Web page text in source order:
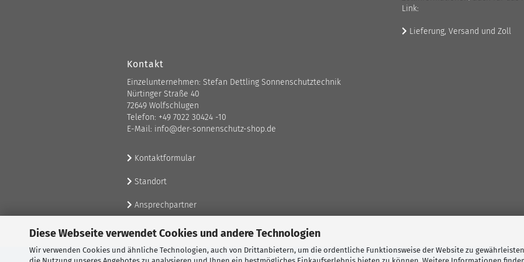
Diese Webseite verwendet Cookies und andere Technologien
Wir verwenden Cookies und ähnliche Technologien, auch von Drittanbietern, um die ordentliche Funktionsweise der Website zu
Link:
Lieferung, Versand und Zoll
Kontakt
Einzelunternehmen: Stefan Dettling Sonnenschutztechnik
Nürtinger Straße 40
72649 Wolfschlugen
Telefon: +49 7022 30424 -10
E-Mail: info@der-sonnenschutz-shop.de
Kontaktformular
Standort
Ansprechpartner